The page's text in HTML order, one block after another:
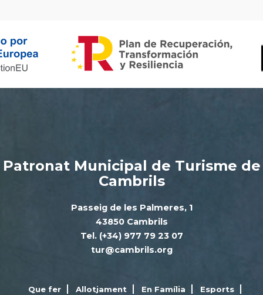
Patronat Municipal de Turisme de
Cambrils
Passeig de les Palmeres, 1
43850 Cambrils
Tel. (+34) 977 79 23 07
tur@cambrils.org
Que fer Allotjament En Família Esports